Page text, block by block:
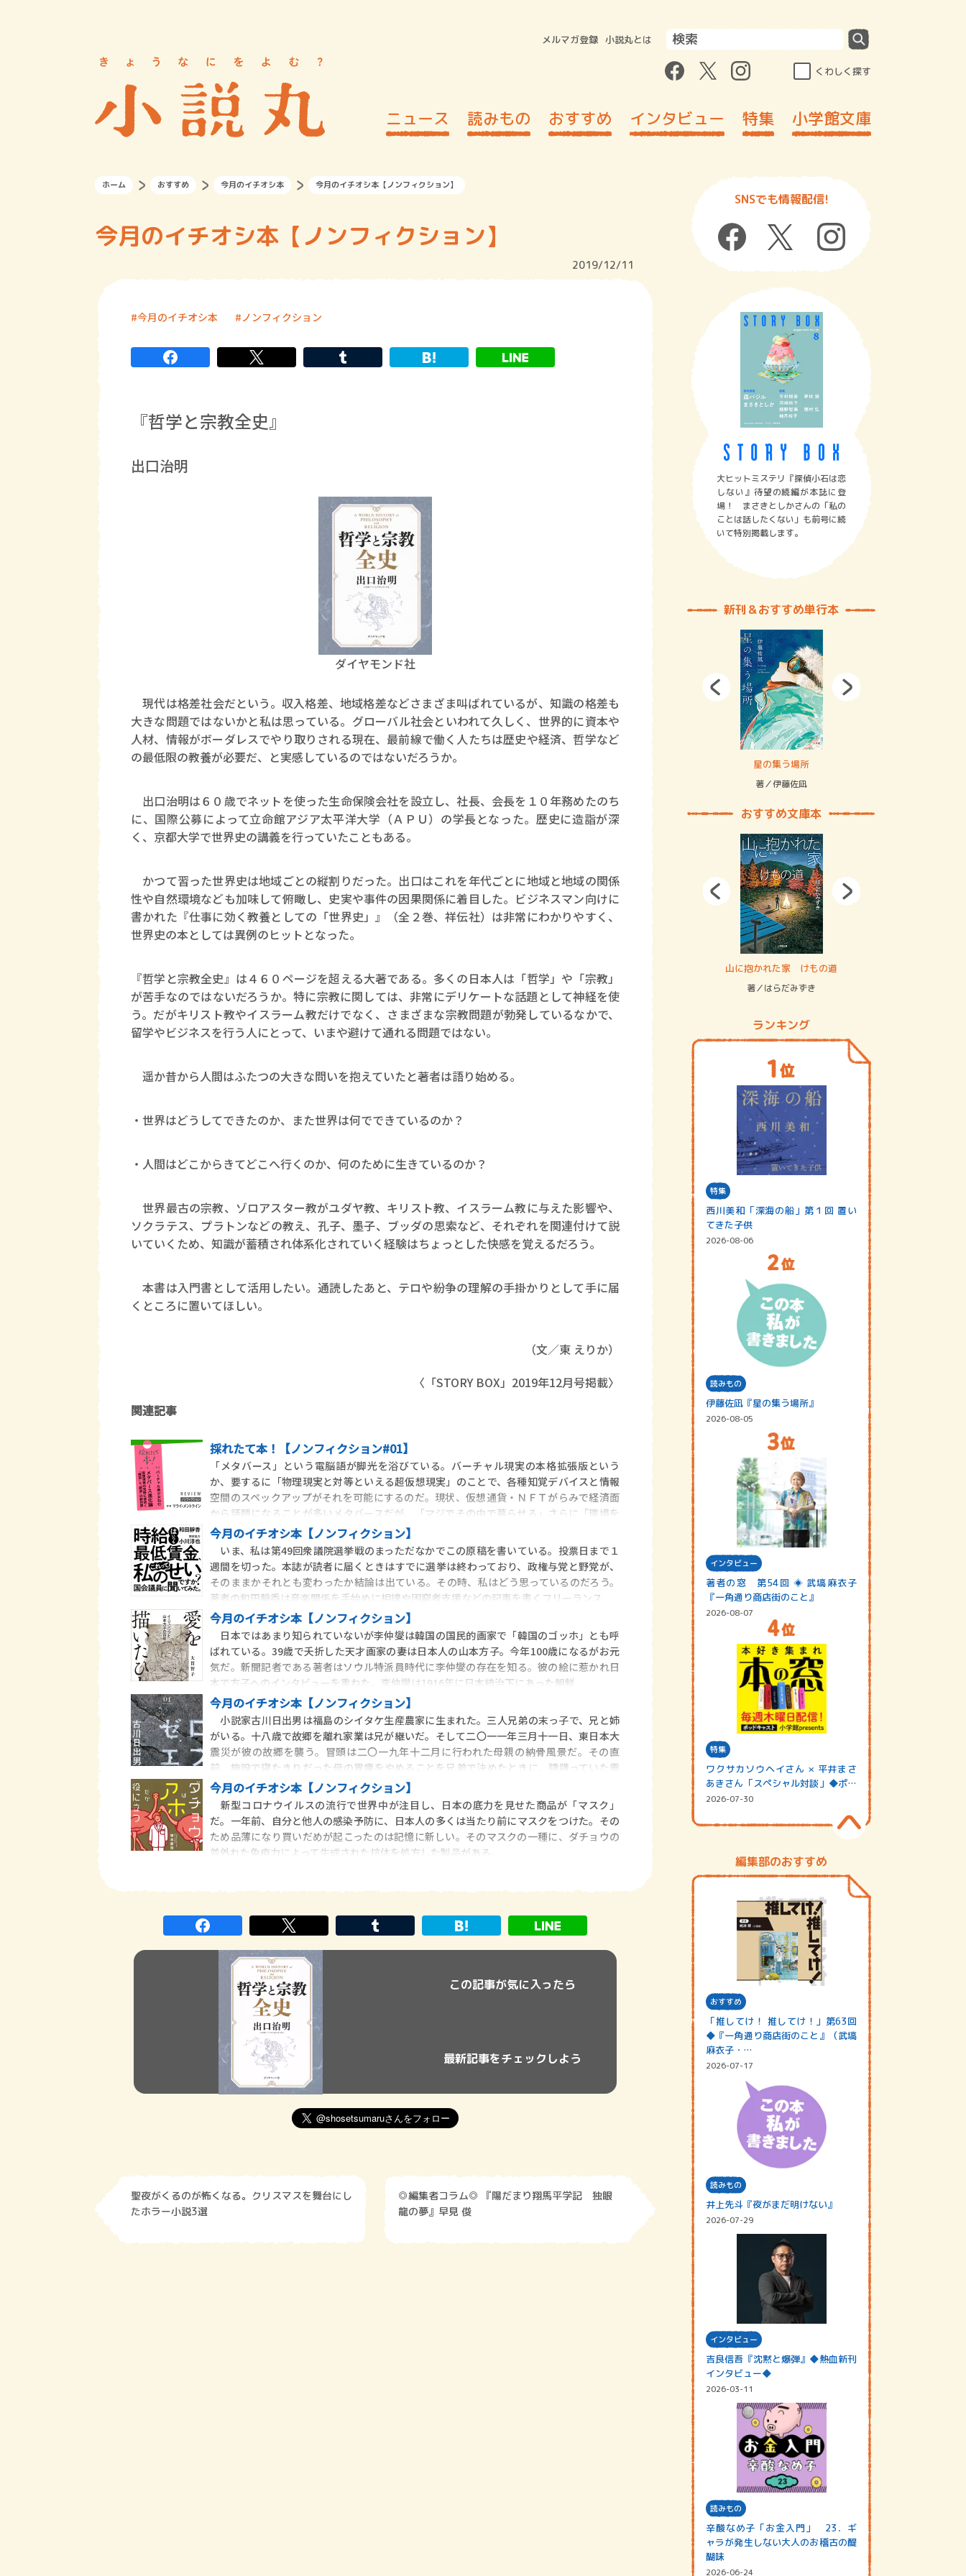
メルマガ登録 小説丸とは
くわしく探す
ニュース 読みもの おすすめ インタビュー 特集 小学館文庫
ホーム おすすめ 今月のイチオシ本 今月のイチオシ本【ノンフィクション】
今月のイチオシ本【ノンフィクション】
2019/12/11
今月のイチオシ本 ノンフィクション
『哲学と宗教全史』
出口治明
ダイヤモンド社
現代は格差社会だという。収入格差、地域格差などさまざま叫ばれているが、知識の格差も
大きな問題ではないかと私は思っている。グローバル社会といわれて久しく、世界的に資本や
人材、情報がボーダレスでやり取りされる現在、最前線で働く人たちは歴史や経済、哲学など
の最低限の教養が必要だ、と実感しているのではないだろうか。
出口治明は６０歳でネットを使った生命保険会社を設立し、社長、会長を１０年務めたのち
に、国際公募によって立命館アジア太平洋大学（ＡＰＵ）の学長となった。歴史に造詣が深
く、京都大学で世界史の講義を行っていたこともある。
かつて習った世界史は地域ごとの縦割りだった。出口はこれを年代ごとに地域と地域の関係
性や自然環境なども加味して俯瞰し、史実や事件の因果関係に着目した。ビジネスマン向けに
書かれた『仕事に効く教養としての「世界史」』（全２巻、祥伝社）は非常にわかりやすく、
世界史の本としては異例のヒットとなった。
『哲学と宗教全史』は４６０ページを超える大著である。多くの日本人は「哲学」や「宗教」
が苦手なのではないだろうか。特に宗教に関しては、非常にデリケートな話題として神経を使
う。だがキリスト教やイスラーム教だけでなく、さまざまな宗教問題が勃発しているなかで、
留学やビジネスを行う人にとって、いまや避けて通れる問題ではない。
遥か昔から人間はふたつの大きな問いを抱えていたと著者は語り始める。
・世界はどうしてできたのか、また世界は何でできているのか？
・人間はどこからきてどこへ行くのか、何のために生きているのか？
世界最古の宗教、ゾロアスター教がユダヤ教、キリスト教、イスラーム教に与えた影響や、
ソクラテス、プラトンなどの教え、孔子、墨子、ブッダの思索など、それぞれを関連付けて説
いていくため、知識が蓄積され体系化されていく経験はちょっとした快感を覚えるだろう。
本書は入門書として活用したい。通読したあと、テロや紛争の理解の手掛かりとして手に届
くところに置いてほしい。
（文／東 えりか）
〈「STORY BOX」2019年12月号掲載〉
関連記事
採れたて本！【ノンフィクション#01】
「メタバース」という電脳語が脚光を浴びている。バーチャル現実の本格拡張版という
か、要するに「物理現実と対等といえる超仮想現実」のことで、各種知覚デバイスと情報
空間のスペックアップがそれを可能にするのだ。現状、仮想通貨・ＮＦＴがらみで経済面
から話題になることが多いメタバースだが、「マジでその中で暮らせる」さらに「環境を
恣
今月のイチオシ本【ノンフィクション】
いま、私は第49回衆議院選挙戦のまっただなかでこの原稿を書いている。投票日まで１
週間を切った。本誌が読者に届くときはすでに選挙は終わっており、政権与党と野党が、
そのままかそれとも変わったか結論は出ている。その時、私はどう思っているのだろう。
著者の和田靜香は音楽関係を手始めに相撲や困窮者支援などの記事を書くフリーランス
今月のイチオシ本【ノンフィクション】
日本ではあまり知られていないが李仲燮は韓国の国民的画家で「韓国のゴッホ」とも呼
ばれている。39歳で夭折した天才画家の妻は日本人の山本方子。今年100歳になるがお元
気だ。新聞記者である著者はソウル特派員時代に李仲燮の存在を知る。彼の絵に惹かれ日
本で方子へのインタビューを重ねた。李仲燮は1916年に日本統治下にあった朝鮮
今月のイチオシ本【ノンフィクション】
小説家古川日出男は福島のシイタケ生産農家に生まれた。三人兄弟の末っ子で、兄と姉
がいる。十八歳で故郷を離れ家業は兄が継いだ。そして二〇一一年三月十一日、東日本大
震災が彼の故郷を襲う。冒頭は二〇一九年十二月に行われた母親の納骨風景だ。その直
前、施設で寝たきりだった母の胃瘻をやめることを兄弟で決めたときに、躊躇っていた震
災
今月のイチオシ本【ノンフィクション】
新型コロナウイルスの流行で世界中が注目し、日本の底力を見せた商品が「マスク」
だ。一年前、自分と他人の感染予防に、日本人の多くは当たり前にマスクをつけた。その
ため品薄になり買いだめが起こったのは記憶に新しい。そのマスクの一種に、ダチョウの
並外れた免疫力によって生成された抗体を処方した製品がある。
この記事が気に入ったら
最新記事をチェックしよう
聖夜がくるのが怖くなる。クリスマスを舞台にし
たホラー小説3選
◎編集者コラム◎ 『陽だまり翔馬平学記 独眼
龍の夢』早見 俊
SNSでも情報配信!
大ヒットミステリ『探偵小石は恋
しない』待望の続編が本誌に登
場！ まさきとしかさんの「私の
ことは話したくない」も前号に続
いて特別掲載します。
新刊＆おすすめ単行本
星の集う場所
著／伊藤佐凪
おすすめ文庫本
ロボット・イン・ザ・システム
著／デボラ・イン…
山に抱かれた家 けもの道
著／はらだみずき
ランキング
特集
西川美和「深海の船」第１回 置い
てきた子供
2026-08-06
読みもの
伊藤佐凪『星の集う場所』
2026-08-05
インタビュー
著者の窓 第54回 ◈ 武塙麻衣子
『一角通り商店街のこと』
2026-08-07
特集
ワクサカソウヘイさん × 平井まさ
あきさん「スペシャル対談」◆ポッ
ドキャスト…
2026-07-30
編集部のおすすめ
おすすめ
「推してけ！ 推してけ！」第63回
◆『一角通り商店街のこと』（武塙
麻衣子・…
2026-07-17
読みもの
井上先斗『夜がまだ明けない』
2026-07-29
インタビュー
吉良信吾『沈黙と爆弾』◆熱血新刊
インタビュー◆
2026-03-11
読みもの
辛酸なめ子「お金入門」 23．ギ
ャラが発生しない大人のお稽古の醍
醐味
2026-06-24